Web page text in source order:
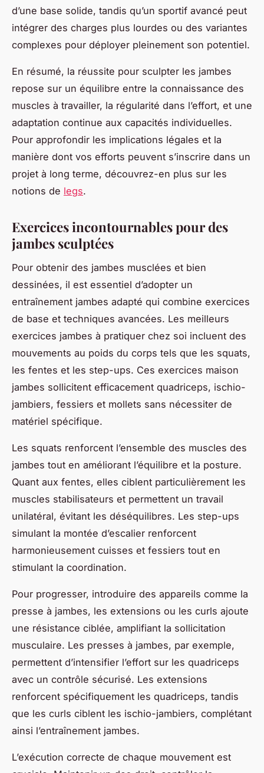
d’une base solide, tandis qu’un sportif avancé peut
intégrer des charges plus lourdes ou des variantes
complexes pour déployer pleinement son potentiel.
En résumé, la réussite pour sculpter les jambes
repose sur un équilibre entre la connaissance des
muscles à travailler, la régularité dans l’effort, et une
adaptation continue aux capacités individuelles.
Pour approfondir les implications légales et la
manière dont vos efforts peuvent s’inscrire dans un
projet à long terme, découvrez-en plus sur les
notions de legs.
Exercices incontournables pour des
jambes sculptées
Pour obtenir des jambes musclées et bien
dessinées, il est essentiel d’adopter un
entraînement jambes adapté qui combine exercices
de base et techniques avancées. Les meilleurs
exercices jambes à pratiquer chez soi incluent des
mouvements au poids du corps tels que les squats,
les fentes et les step-ups. Ces exercices maison
jambes sollicitent efficacement quadriceps, ischio-
jambiers, fessiers et mollets sans nécessiter de
matériel spécifique.
Les squats renforcent l’ensemble des muscles des
jambes tout en améliorant l’équilibre et la posture.
Quant aux fentes, elles ciblent particulièrement les
muscles stabilisateurs et permettent un travail
unilatéral, évitant les déséquilibres. Les step-ups
simulant la montée d’escalier renforcent
harmonieusement cuisses et fessiers tout en
stimulant la coordination.
Pour progresser, introduire des appareils comme la
presse à jambes, les extensions ou les curls ajoute
une résistance ciblée, amplifiant la sollicitation
musculaire. Les presses à jambes, par exemple,
permettent d’intensifier l’effort sur les quadriceps
avec un contrôle sécurisé. Les extensions
renforcent spécifiquement les quadriceps, tandis
que les curls ciblent les ischio-jambiers, complétant
ainsi l’entraînement jambes.
L’exécution correcte de chaque mouvement est